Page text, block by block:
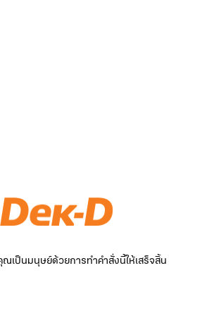
เป็นมนุษย์ด้วยการทำคำสั่งนี้ให้เสร็จสิ้น